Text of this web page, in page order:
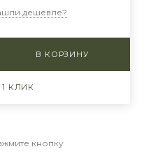
дешевле?
В КОРЗИНУ
КЛИК
кнопку